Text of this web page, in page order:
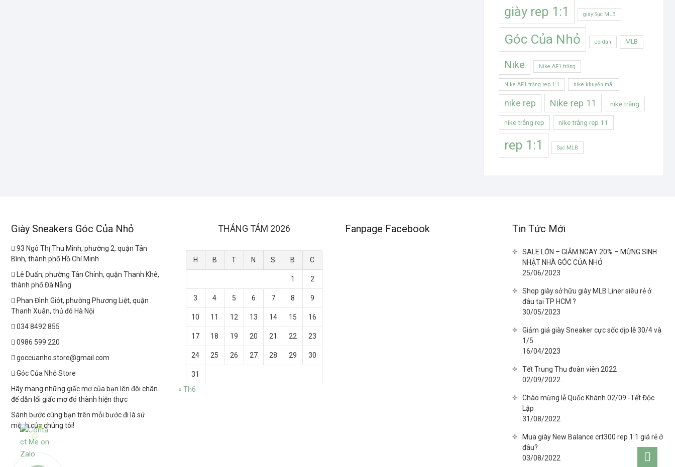
giày rep 1:1 giày Sục MLB
Góc Của Nhỏ Jordan MLB
Nike Nike AF1 trắng
Nike AF1 trắng rep 1:1 nike khuyến mãi
nike rep Nike rep 11 nike trắng
nike trắng rep nike trắng rep 11
rep 1:1 Sục MLB
Giày Sneakers Góc Của Nhỏ
93 Ngô Thị Thu Minh, phường 2, quận Tân
Bình, thành phố Hồ Chí Minh
Lê Duẩn, phường Tân Chính, quận Thanh Khê,
thành phố Đà Nẵng
Phan Đình Giót, phường Phương Liệt, quận
Thanh Xuân, thủ đô Hà Nội
034 8492 855
0986 599 220
goccuanho.store@gmail.com
Góc Của Nhỏ Store
Hãy mang những giấc mơ của bạn lên đôi chân
để dẫn lối giấc mơ đó thành hiện thực
Sánh bước cùng bạn trên mỗi bước đi là sứ
mệnh của chúng tôi!
THÁNG TÁM 2026
H B T N S B C
1 2
3 4 5 6 7 8 9
10 11 12 13 14 15 16
17 18 19 20 21 22 23
24 25 26 27 28 29 30
31
« Th6
Fanpage Facebook Tin Tức Mới
SALE LỚN – GIẢM NGAY 20% – MỪNG SINH
NHẬT NHÀ GÓC CỦA NHỎ
25/06/2023
Shop giày sở hữu giày MLB Liner siêu rẻ ở
đâu tại TP HCM ?
30/05/2023
Giảm giá giày Sneaker cực sốc dịp lễ 30/4 và
1/5
16/04/2023
Tết Trung Thu đoàn viên 2022
02/09/2022
Chào mừng lễ Quốc Khánh 02/09 -Tết Độc
Lập
31/08/2022
Mua giày New Balance crt300 rep 1:1 giá rẻ ở
đâu?
03/08/2022
Go
to